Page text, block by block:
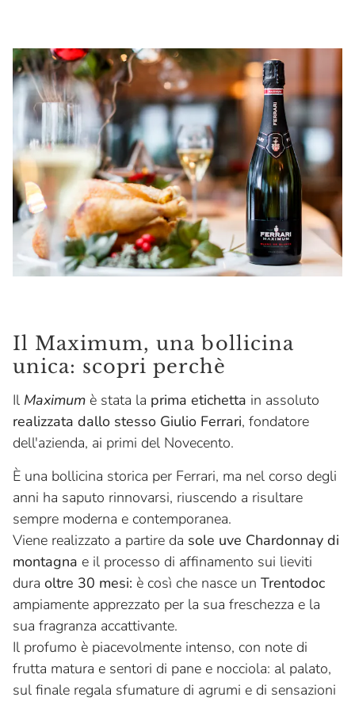
Il Maximum, una bollicina
unica: scopri perchè
Il Maximum è stata la prima etichetta in assoluto
realizzata dallo stesso Giulio Ferrari, fondatore
dell'azienda, ai primi del Novecento.
È una bollicina storica per Ferrari, ma nel corso degli
anni ha saputo rinnovarsi, riuscendo a risultare
sempre moderna e contemporanea.
Viene realizzato a partire da sole uve Chardonnay di
montagna e il processo di affinamento sui lieviti
dura oltre 30 mesi: è così che nasce un Trentodoc
ampiamente apprezzato per la sua freschezza e la
sua fragranza accattivante.
Il profumo è piacevolmente intenso, con note di
frutta matura e sentori di pane e nocciola: al palato,
sul finale regala sfumature di agrumi e di sensazioni